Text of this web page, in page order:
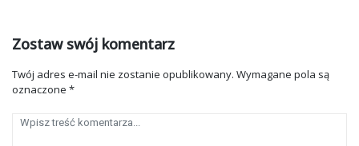
Zostaw swój komentarz
Twój adres e-mail nie zostanie opublikowany. Wymagane pola są
oznaczone *